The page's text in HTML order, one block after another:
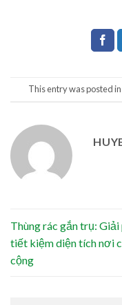
This entry was posted in
Thùng rác gắn trụ: Giải
tiết kiệm diện tích nơi
cộng